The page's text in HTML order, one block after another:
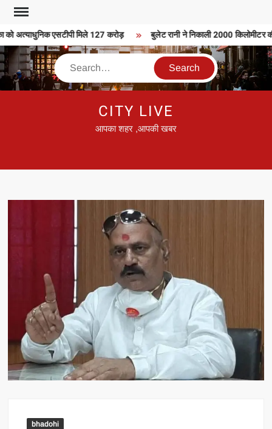
Skip
content
को अत्याधुनिक एसटीपी मिले 127 करोड़ बुलेट रानी ने निकाली 2000 किलोमीटर
Search
CITY LIVE
आपका शहर ,आपकी खबर
bhadohi